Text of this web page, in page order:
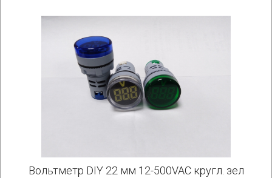
Вольтметр DIY 22 мм 12-500VAC кругл. зел